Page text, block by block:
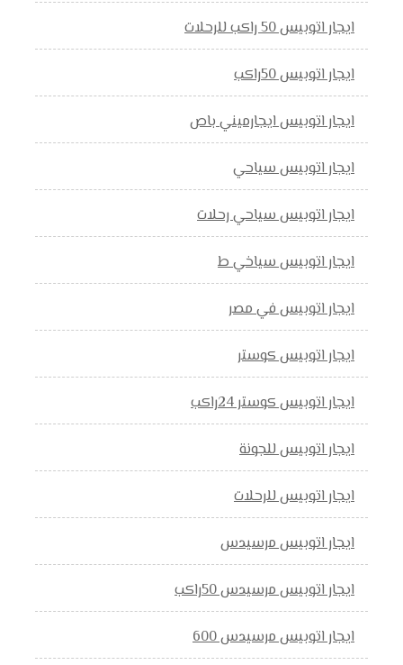
ايجار اتوبيس 50 راكب للرحلات
ايجار اتوبيس 50راكب
ايجار اتوبيس ايجارميني باص
ايجار اتوبيس سياحي
ايجار اتوبيس سياحي رحلات
ايجار اتوبيس سياخي ط
ايجار اتوبيس في مصر
ايجار اتوبيس كوستر
ايجار اتوبيس كوستر 24راكب
ايجار اتوبيس للجونة
ايجار اتوبيس للرحلات
ايجار اتوبيس مرسيدس
ايجار اتوبيس مرسيدس 50راكب
ايجار اتوبيس مرسيدس 600